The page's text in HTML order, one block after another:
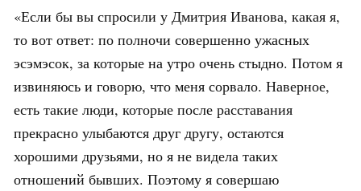
«Если бы вы спросили у Дмитрия Иванова, какая я,
то вот ответ: по полночи совершенно ужасных
эсэмэсок, за которые на утро очень стыдно. Потом я
извиняюсь и говорю, что меня сорвало. Наверное,
есть такие люди, которые после расставания
прекрасно улыбаются друг другу, остаются
хорошими друзьями, но я не видела таких
отношений бывших. Поэтому я совершаю